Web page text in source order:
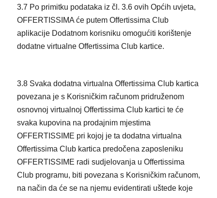
3.7 Po primitku podataka iz čl. 3.6 ovih Općih uvjeta,
OFFERTISSIMA će putem Offertissima Club
aplikacije Dodatnom korisniku omogućiti korištenje
dodatne virtualne Offertissima Club kartice.
3.8 Svaka dodatna virtualna Offertissima Club kartica
povezana je s Korisničkim računom pridruženom
osnovnoj virtualnoj Offertissima Club kartici te će
svaka kupovina na prodajnim mjestima
OFFERTISSIME pri kojoj je ta dodatna virtualna
Offertissima Club kartica predočena zaposleniku
OFFERTISSIME radi sudjelovanja u Offertissima
Club programu, biti povezana s Korisničkim računom,
na način da će se na njemu evidentirati uštede koje